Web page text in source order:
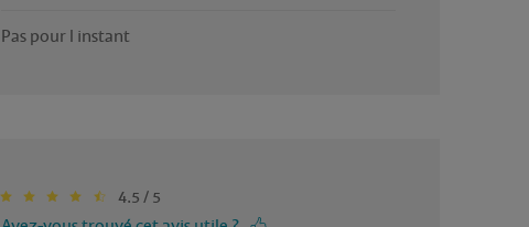
Pas pour l instant
4.5 / 5